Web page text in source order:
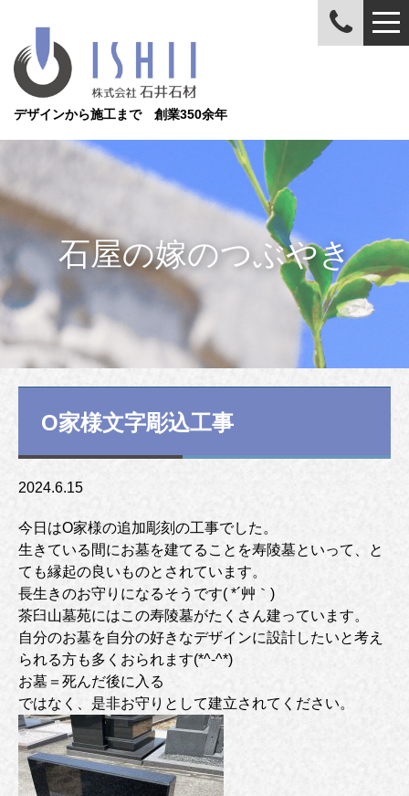
デザインから施工まで 創業350余年
石屋の嫁のつぶやき
O家様文字彫込工事
2024.6.15
今日はO家様の追加彫刻の工事でした。
生きている間にお墓を建てることを寿陵墓といって、と
ても縁起の良いものとされています。
長生きのお守りになるそうです( *´艸｀)
茶臼山墓苑にはこの寿陵墓がたくさん建っています。
自分のお墓を自分の好きなデザインに設計したいと考え
られる方も多くおられます(*^-^*)
お墓＝死んだ後に入る
ではなく、是非お守りとして建立されてください。